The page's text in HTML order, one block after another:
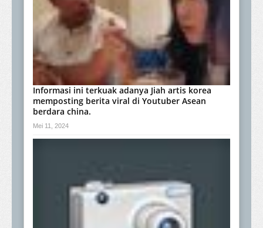
Informasi ini terkuak adanya Jiah artis korea
memposting berita viral di Youtuber Asean
berdara china.
Mei 11, 2024